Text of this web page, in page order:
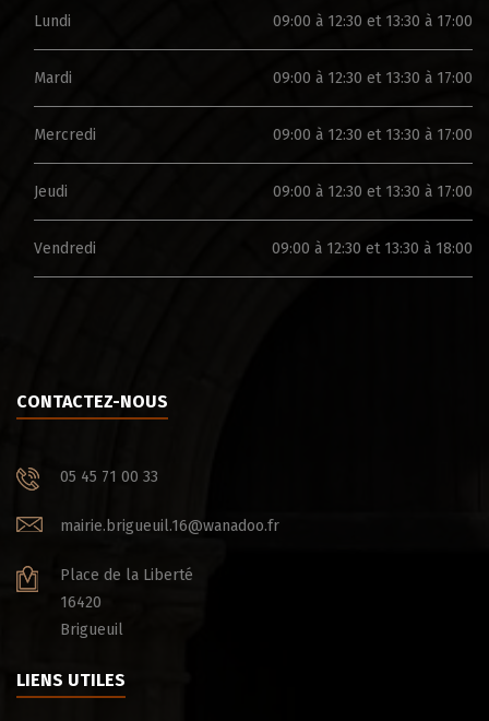
Lundi 09:00 à 12:30 et 13:30 à 17:00
Mardi 09:00 à 12:30 et 13:30 à 17:00
Mercredi 09:00 à 12:30 et 13:30 à 17:00
Jeudi 09:00 à 12:30 et 13:30 à 17:00
Vendredi 09:00 à 12:30 et 13:30 à 18:00
CONTACTEZ-NOUS
05 45 71 00 33
mairie.brigueuil.16@wanadoo.fr
Place de la Liberté
16420
Brigueuil
LIENS UTILES